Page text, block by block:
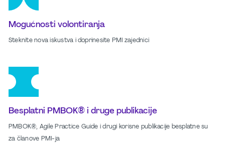
Mogućnosti volontiranja
Steknite nova iskustva i doprinesite PMI zajednici
Besplatni PMBOK® i druge publikacije
PMBOK®, Agile Practice Guide i drugi korisne publikacije besplatne su
za članove PMI-ja